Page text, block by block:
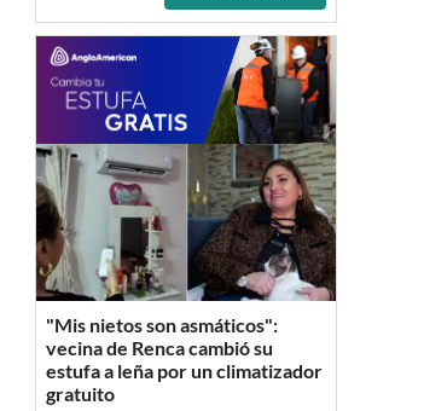
"Mis nietos son asmáticos":
vecina de Renca cambió su
estufa a leña por un climatizador
gratuito